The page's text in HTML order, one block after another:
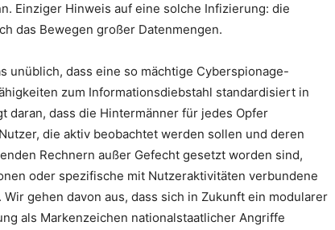
Einziger Hinweis auf eine solche Infizierung: die
das Bewegen großer Datenmengen.
unüblich, dass eine so mächtige Cyberspionage-
zum Informationsdiebstahl standardisiert in
daran, dass die Hintermänner für jedes Opfer
die aktiv beobachtet werden sollen und deren
Rechnern außer Gefecht gesetzt worden sind,
oder spezifische mit Nutzeraktivitäten verbundene
gehen davon aus, dass sich in Zukunft ein modularer
als Markenzeichen nationalstaatlicher Angriffe